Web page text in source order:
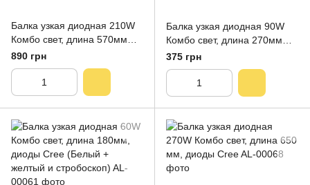
Балка узкая диодная 210W
Комбо свет, длина 570мм
диоды Cree
(Белый+желтый+стробоскоп
890 грн
Балка узкая диодная 90W
Комбо свет, длина 270мм
диоды Cree (Белый +
желтый и стробоскоп)
375 грн